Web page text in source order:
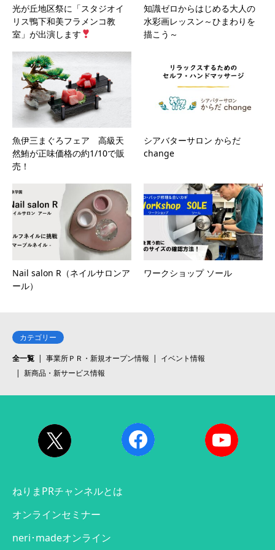
光が丘地区祭に「スタジオイ
リス鴨下和美フラメンコ教
室」が出演します
知識ゼロからはじめる大人の
水彩画レッスン～ひまわりを
描こう～
魚伊三まぐろフェア 高級天
然鮪が正味価格の約1/10で販
売！
シアバターサロン からだ
change
Nail salon R（ネイルサロンア
ール）
ワークショップ ソール
カテゴリー
全一覧
事業所ＰＲ・新規オープン情報
イベント情報
新商品・新サービス情報
ねりまPRチャンネルとは
オンラインセミナー
neri･madeオンライン